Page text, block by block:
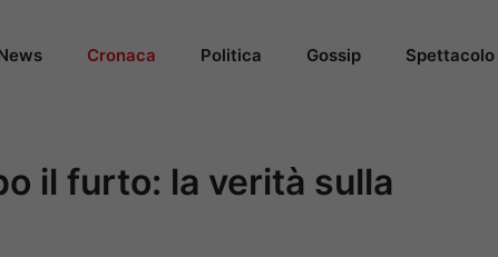
Cronaca Politica Gossip Spettacolo
il furto: la verità sulla